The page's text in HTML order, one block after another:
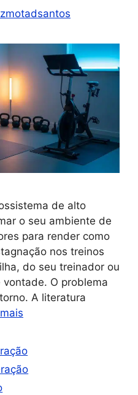
de alto
o seu ambiente de
para render como
nos treinos
do seu treinador ou
O problema
A literatura